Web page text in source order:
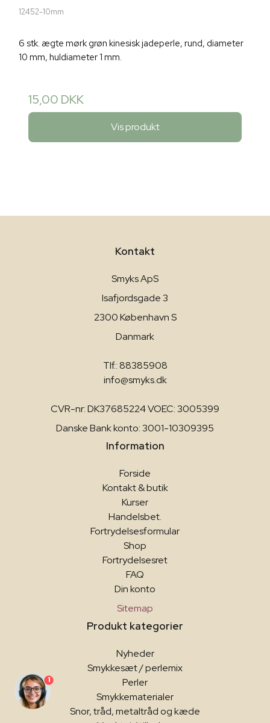
12452-10mm
6 stk. ægte mørk grøn kinesisk jadeperle, rund, diameter
10 mm, huldiameter 1 mm.
15,00 DKK
Vis produkt
Kontakt
Smyks ApS
Isafjordsgade 3
2300 København S
Danmark
Tlf.: 88385908
info@smyks.dk
CVR-nr: DK37685224 VOEC: 3005399
Danske Bank konto: 3001-10309395
Information
Forside
Kontakt & butik
Kurser
Handelsbet.
Fortrydelsesformular
Shop
Fortrydelsesret
FAQ
Din konto
Sitemap
Produkt kategorier
Nyheder
Smykkesæt / perlemix
Perler
Smykkematerialer
Snor, tråd, metaltråd og kæde
1